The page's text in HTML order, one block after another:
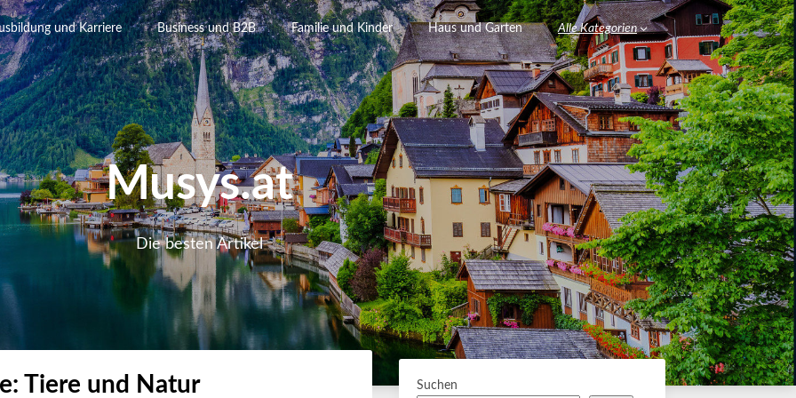
und Karriere Business und B2B Familie und Kinder Haus und Garten Alle Kategorien
Musys.at
Die besten Artikel
Tiere und Natur
Suchen